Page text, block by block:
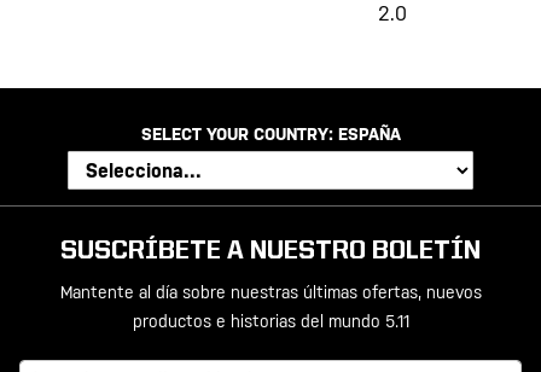
2.0
SELECT YOUR COUNTRY: ESPAÑA
SUSCRÍBETE A NUESTRO BOLETÍN
Mantente al día sobre nuestras últimas ofertas, nuevos
productos e historias del mundo 5.11